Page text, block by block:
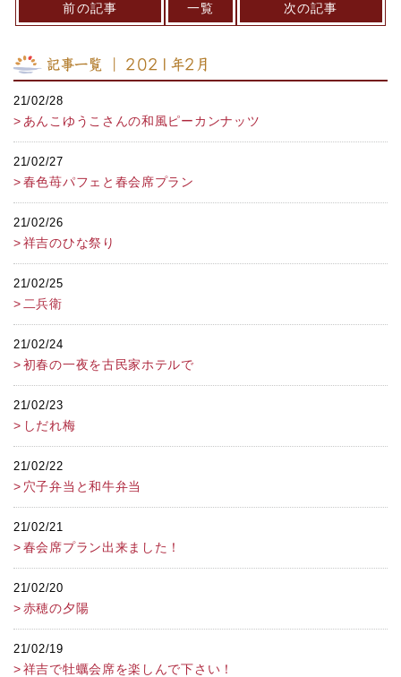
前の記事 一覧 次の記事
記事一覧 ｜ 2021年2月
21/02/28
あんこゆうこさんの和風ピーカンナッツ
21/02/27
春色苺パフェと春会席プラン
21/02/26
祥吉のひな祭り
21/02/25
二兵衛
21/02/24
初春の一夜を古民家ホテルで
21/02/23
しだれ梅
21/02/22
穴子弁当と和牛弁当
21/02/21
春会席プラン出来ました！
21/02/20
赤穂の夕陽
21/02/19
祥吉で牡蠣会席を楽しんで下さい！